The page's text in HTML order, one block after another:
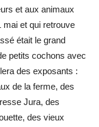
et aux animaux
mai et qui retrouve
était le grand
petits cochons avec
des exposants :
de la ferme, des
Jura, des
des vieux